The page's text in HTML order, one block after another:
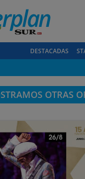
DESTACADAS
OTRAS